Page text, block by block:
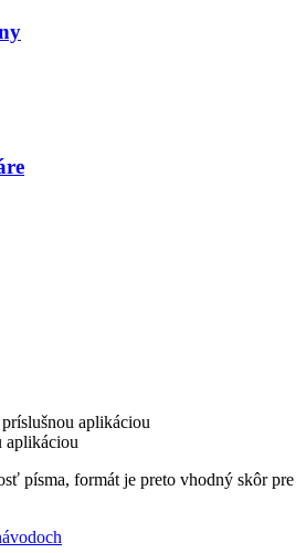
aplikáciou
aplikáciou
písma, formát je preto vhodný skôr pre